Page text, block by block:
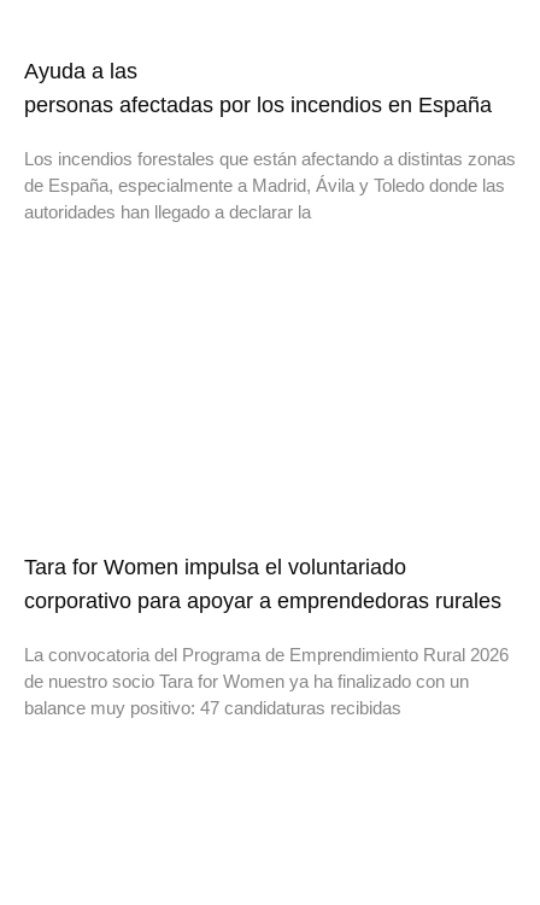
Ayuda a las
personas afectadas por los incendios en España
Los incendios forestales que están afectando a distintas zonas
de España, especialmente a Madrid, Ávila y Toledo donde las
autoridades han llegado a declarar la
Tara for Women impulsa el voluntariado
corporativo para apoyar a emprendedoras rurales
La convocatoria del Programa de Emprendimiento Rural 2026
de nuestro socio Tara for Women ya ha finalizado con un
balance muy positivo: 47 candidaturas recibidas